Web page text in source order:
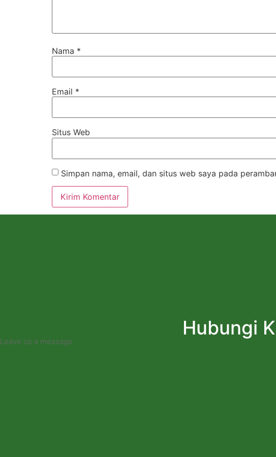
Nama *
Email *
Situs Web
Simpan nama, email, dan situs web saya pada
Hubungi
Leave us a message